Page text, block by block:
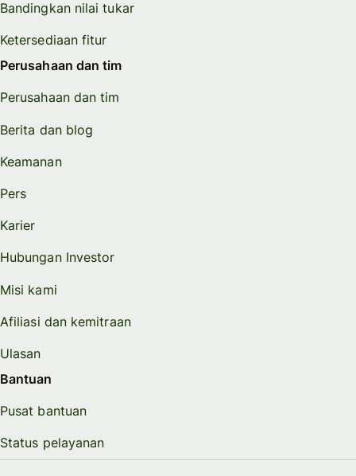
Bandingkan nilai tukar
Ketersediaan fitur
Perusahaan dan tim
Perusahaan dan tim
Berita dan blog
Keamanan
Pers
Karier
Hubungan Investor
Misi kami
Afiliasi dan kemitraan
Ulasan
Bantuan
Pusat bantuan
Status pelayanan